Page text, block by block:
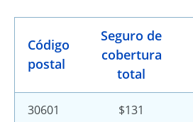
Código
postal
Seguro de
cobertura
total
30601 $131